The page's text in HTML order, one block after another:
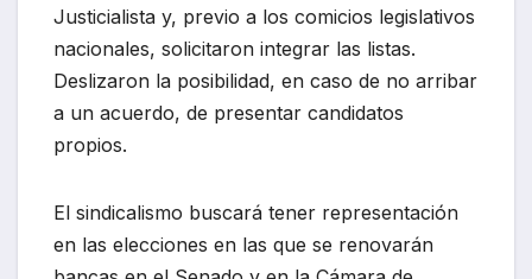
Justicialista y, previo a los comicios legislativos
nacionales, solicitaron integrar las listas.
Deslizaron la posibilidad, en caso de no arribar
a un acuerdo, de presentar candidatos
propios.
El sindicalismo buscará tener representación
en las elecciones en las que se renovarán